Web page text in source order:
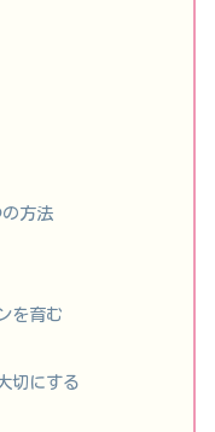
方法
を育む
切にする